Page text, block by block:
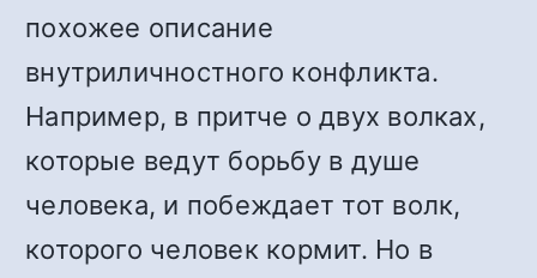
похожее описание
внутриличностного конфликта.
Например, в притче о двух волках,
которые ведут борьбу в душе
человека, и побеждает тот волк,
которого человек кормит. Но в